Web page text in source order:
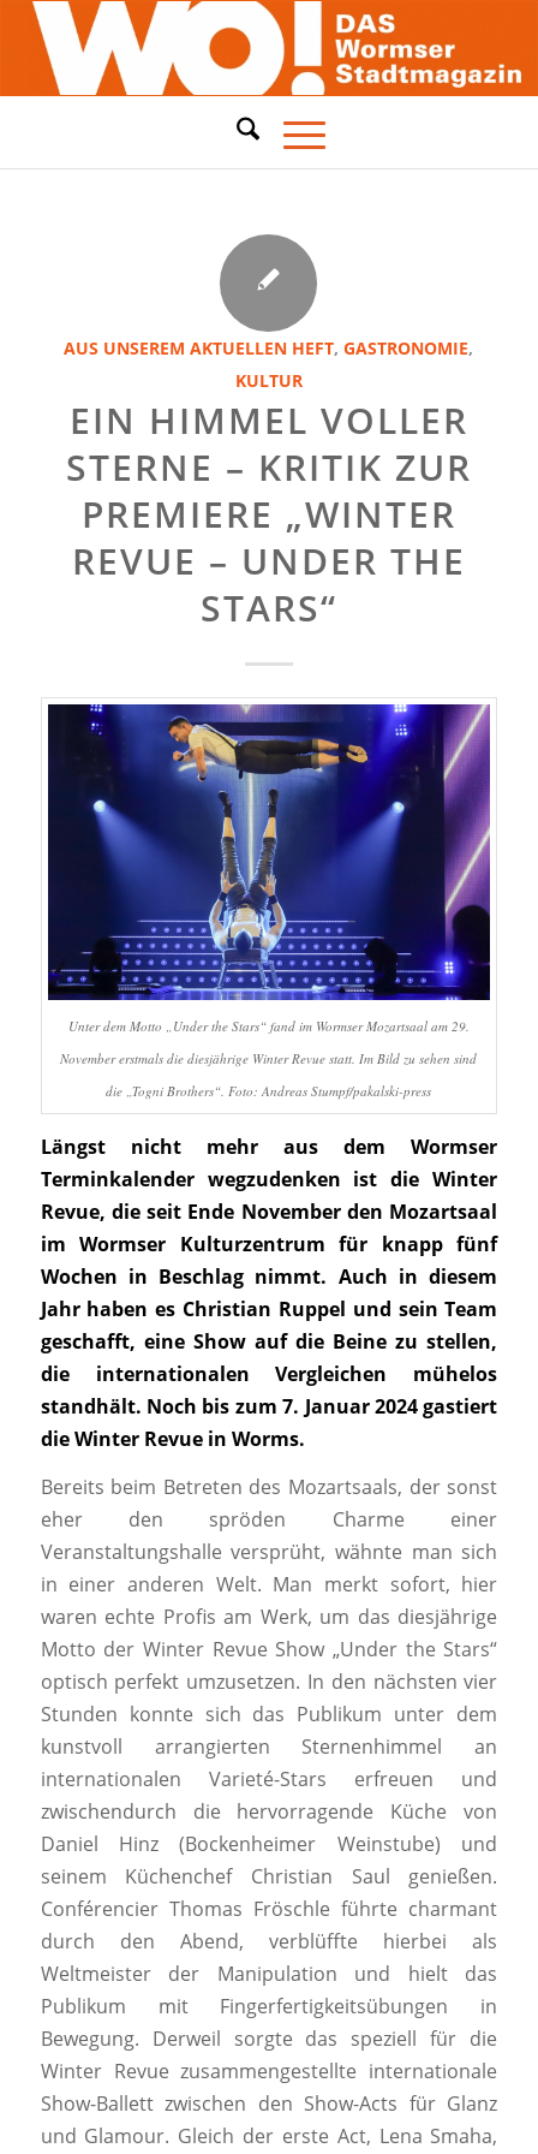
AUS UNSEREM AKTUELLEN HEFT,GASTRONOMIE,
KULTUR
EIN HIMMEL VOLLER
STERNE – KRITIK ZUR
PREMIERE „WINTER
REVUE – UNDER THE
STARS“
Unter dem Motto „Under the Stars“ fand im Wormser Mozartsaal am 29.
November erstmals die diesjährige Winter Revue statt. Im Bild zu sehen sind
die „Togni Brothers“. Foto: Andreas Stumpf/pakalski-press
Längst nicht mehr aus dem Wormser
Terminkalender wegzudenken ist die Winter
Revue, die seit Ende November den Mozartsaal
im Wormser Kulturzentrum für knapp fünf
Wochen in Beschlag nimmt. Auch in diesem
Jahr haben es Christian Ruppel und sein Team
geschafft, eine Show auf die Beine zu stellen,
die internationalen Vergleichen mühelos
standhält. Noch bis zum 7. Januar 2024 gastiert
die Winter Revue in Worms.
Bereits beim Betreten des Mozartsaals, der sonst
eher den spröden Charme einer
Veranstaltungshalle versprüht, wähnte man sich
in einer anderen Welt. Man merkt sofort, hier
waren echte Profis am Werk, um das diesjährige
Motto der Winter Revue Show „Under the Stars“
optisch perfekt umzusetzen. In den nächsten vier
Stunden konnte sich das Publikum unter dem
kunstvoll arrangierten Sternenhimmel an
internationalen Varieté-Stars erfreuen und
zwischendurch die hervorragende Küche von
Daniel Hinz (Bockenheimer Weinstube) und
seinem Küchenchef Christian Saul genießen.
Conférencier Thomas Fröschle führte charmant
durch den Abend, verblüffte hierbei als
Weltmeister der Manipulation und hielt das
Publikum mit Fingerfertigkeitsübungen in
Bewegung. Derweil sorgte das speziell für die
Winter Revue zusammengestellte internationale
Show-Ballett zwischen den Show-Acts für Glanz
und Glamour. Gleich der erste Act, Lena Smaha,